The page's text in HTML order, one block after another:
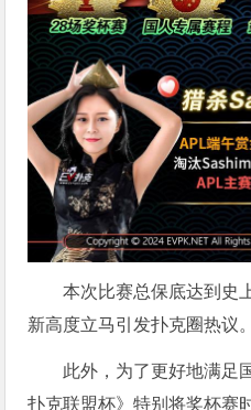
本次比赛总保底达到史
新高度立马引发扑克圈热议。
此外，为了更好地满足
扑克联盟杯》特别将奖杯赛